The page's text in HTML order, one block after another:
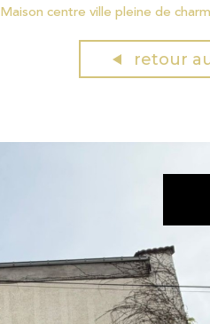
Maison centre ville pleine de
retour